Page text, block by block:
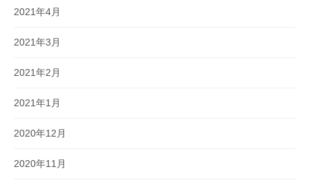
2021年4月
2021年3月
2021年2月
2021年1月
2020年12月
2020年11月